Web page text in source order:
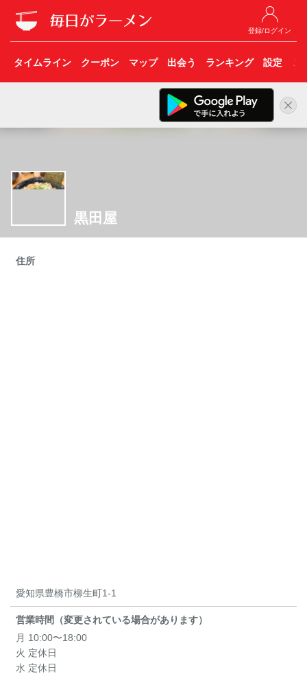
登録/ログイン
タイムライン クーポン マップ 出会う ランキング 設定 こ
黒田屋
住所
愛知県豊橋市柳生町1-1
営業時間（変更されている場合があります）
月 10:00〜18:00
火 定休日
水 定休日